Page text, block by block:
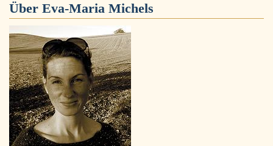
Über Eva-Maria Michels